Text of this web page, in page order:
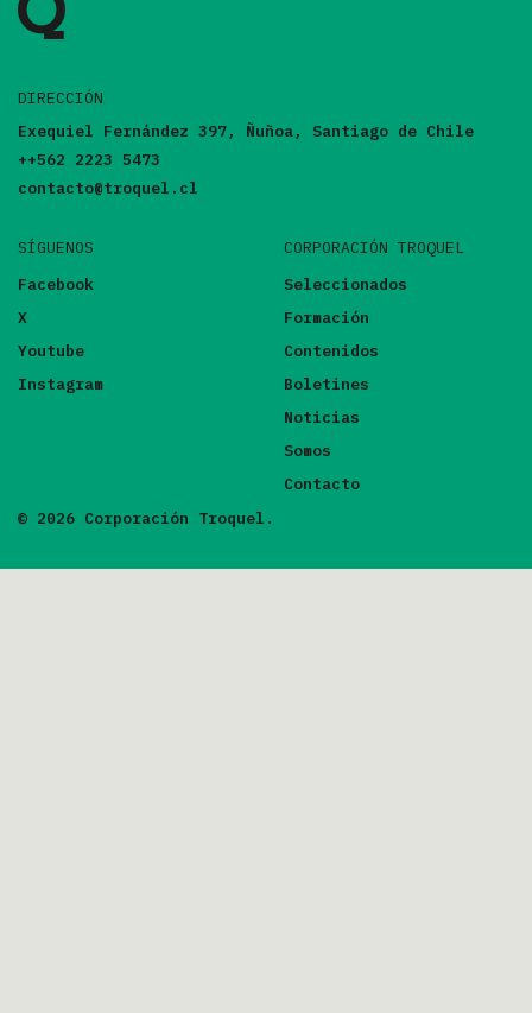
DIRECCIÓN
Exequiel Fernández 397, Ñuñoa, Santiago de Chile
++562 2223 5473
contacto@troquel.cl
SÍGUENOS
Facebook
X
Youtube
Instagram
CORPORACIÓN TROQUEL
Seleccionados
Formación
Contenidos
Boletines
Noticias
Somos
Contacto
© 2026 Corporación Troquel.